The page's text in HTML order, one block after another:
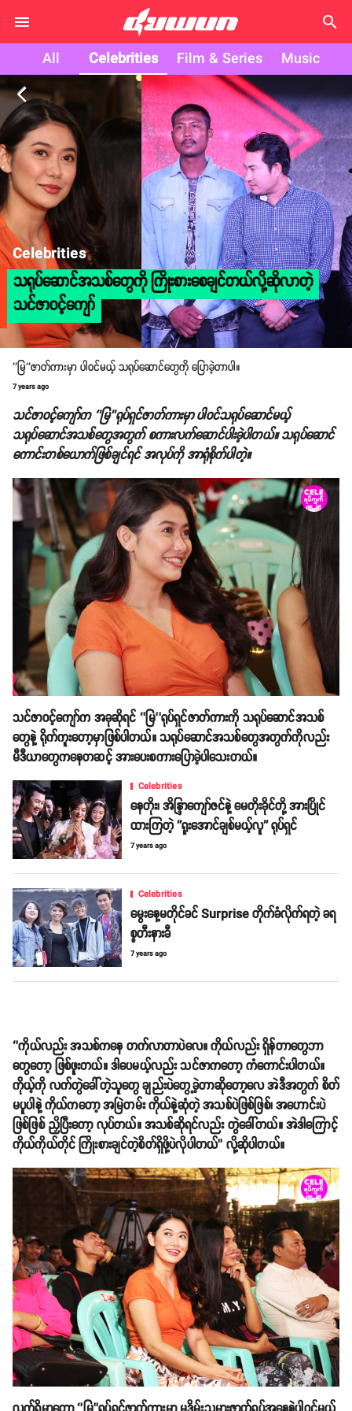
search
All Celebrities Film & Series Music
arrow_back_ios
Celebrities
သရုပ်ဆောင်အသစ်တွေကို ကြိုးစားစေချင်တယ်လို့ဆိုလာတဲ့
သင်ဇာဝင့်ကျော်
''မြ''ဇာတ်ကားမှာ ပါဝင်မယ့် သရုပ်ဆောင်တွေကို ပြောခဲ့တာပါ။
7 years ago
သင်ဇာဝင့်ကျော်က ‘’မြ’’ရုပ်ရှင်ဇာတ်ကားမှာ ပါဝင်သရုပ်ဆောင်မယ့်
သရုပ်ဆောင်အသစ်တွေအတွက် စကားလက်ဆောင်ပါးခဲ့ပါတယ်။ သရုပ်ဆောင်
ကောင်းတစ်ယောက်ဖြစ်ချင်ရင် အလုပ်ကို အာရုံစိုက်ပါတဲ့။
သင်ဇာဝင့်ကျော်က အခုဆိုရင် ‘’မြ’’ရုပ်ရှင်ဇာတ်ကားကို သရုပ်ဆောင်အသစ်
တွေနဲ့ ရိုက်ကူးတော့မှာဖြစ်ပါတယ်။ သရုပ်ဆောင်အသစ်တွေအတွက်ကိုလည်း
မီဒီယာတွေကနေတဆင့် အားပေးစကားပြောခဲ့ပါသေးတယ်။
Celebrities
နေတိုး၊ အိန္ဒြာကျော်ဇင်နဲ့ မေတိုးခိုင်တို့ အားပြိုင်
ထားကြတဲ့ ''ရူးအောင်ချစ်မယ့်လူ'' ရုပ်ရှင်
7 years ago
Celebrities
မွေးနေ့မတိုင်ခင် Surprise တိုက်ခံလိုက်ရတဲ့ ခရ
စ္စတီးနားခီ
7 years ago
‘’ကိုယ်လည်း အသစ်ကနေ တက်လာတာပဲလေ။ ကိုယ်လည်း ရှိန်တာတွေဘာ
တွေတော့ ဖြစ်ဖူးတယ်။ ဒါပေမယ့်လည်း သင်ဇာကတော့ ကံကောင်းပါတယ်။
ကိုယ့်ကို လက်တွဲခေါ်တဲ့သူတွေ ချည်းပဲတွေ့ခဲ့တာဆိုတော့လေ အဲဒီအတွက် စိတ်
မပူပါနဲ့ ကိုယ်ကတော့ အမြဲတမ်း ကိုယ်နဲ့ဆုံတဲ့ အသစ်ပဲဖြစ်ဖြစ်၊ အဟောင်းပဲ
ဖြစ်ဖြစ် ညှိပြီးတော့ လုပ်တယ်။ အသစ်ဆိုရင်လည်း တွဲခေါ်တယ်။ အဲဒါကြောင့်
ကိုယ်ကိုယ်တိုင် ကြိုးစားချင်တဲ့စိတ်ရှိဖို့ပဲလိုပါတယ်’’ လို့ဆိုပါတယ်။